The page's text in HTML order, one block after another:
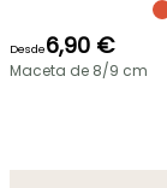
Desde6,90 €
Maceta de 8/9 cm